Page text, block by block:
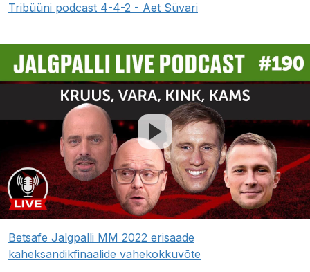
Tribüüni podcast 4-4-2 - Aet Süvari
Betsafe Jalgpalli MM 2022 erisaade
kaheksandikfinaalide vahekokkuvõte